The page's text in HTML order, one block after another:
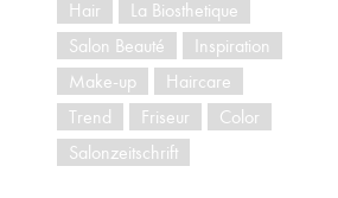
Hair
La Biosthetique
Salon Beauté
Inspiration
Make-up
Haircare
Trend
Friseur
Color
Salonzeitschrift